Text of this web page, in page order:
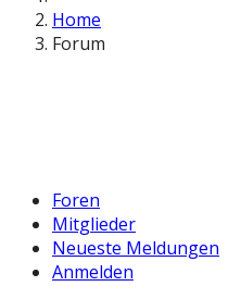
Home
Forum
Foren
Mitglieder
Neueste Meldungen
Anmelden